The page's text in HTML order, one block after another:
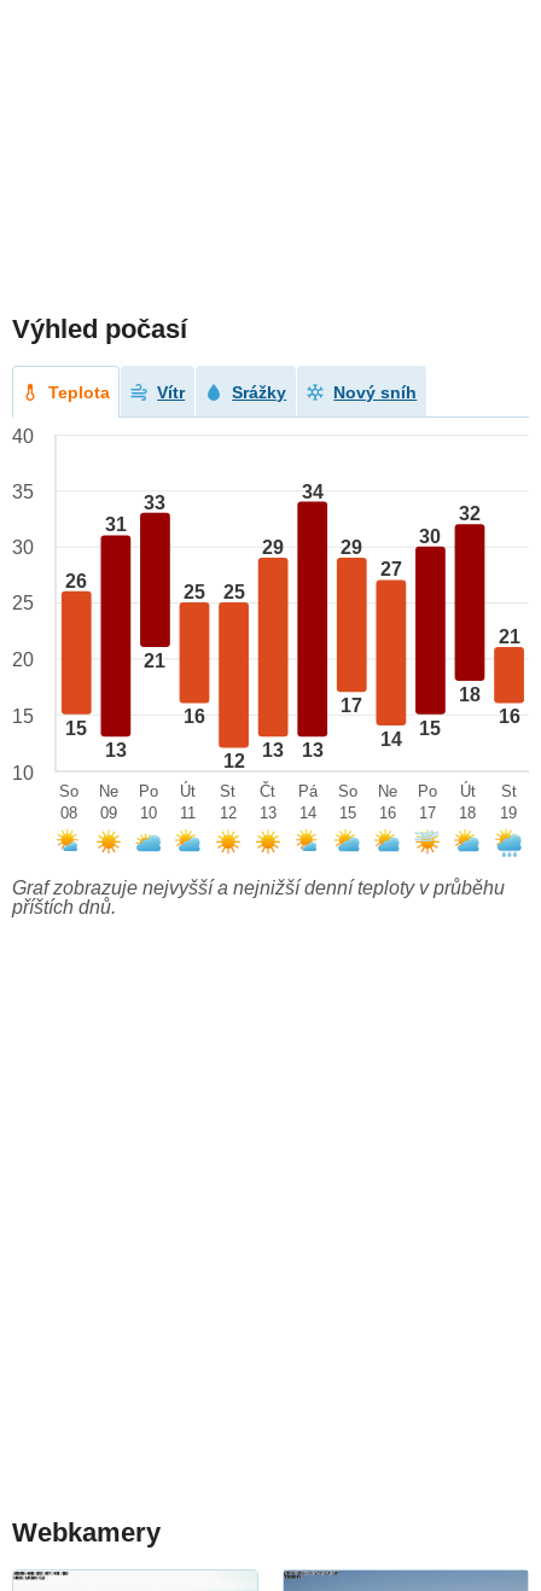
Výhled počasí
Teplota Vítr Srážky Nový sníh
26
15
31
13
33
21
25
16
25
12
29
13
34
13
29
17
27
14
30
15
32
18
21
16
40
35
30
25
20
15
10
So
08
Ne
09
Po
10
Út
11
St
12
Čt
13
Pá
14
So
15
Ne
16
Po
17
Út
18
St
19
Graf zobrazuje nejvyšší a nejnižší denní teploty v průběhu
příštích dnů.
Webkamery